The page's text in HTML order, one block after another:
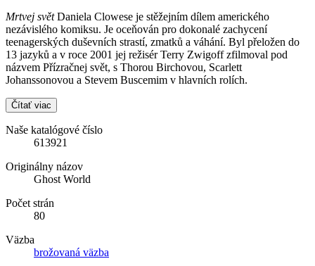
Mrtvej světDaniela Clowese je stěžejním dílem amerického
nezávislého komiksu. Je oceňován pro dokonalé zachycení
teenagerských duševních strastí, zmatků a váhání. Byl přeložen do
13 jazyků a v roce 2001 jej režisér Terry Zwigoff zfilmoval pod
názvem Přízračnej svět, s Thorou Birchovou, Scarlett
Johanssonovou a Stevem Buscemim v hlavních rolích.
Čítať viac
Naše katalógové číslo
613921
Originálny názov
Ghost World
Počet strán
80
Väzba
brožovaná väzba